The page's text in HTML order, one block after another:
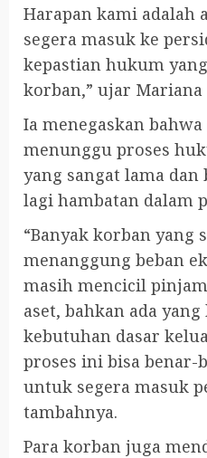
Harapan kami adalah
segera masuk ke
kepastian hukum
korban,” ujar Mariana
Ia menegaskan
menunggu proses
yang sangat lama
lagi hambatan dalam
“Banyak korban yang
menanggung beban
masih mencicil
aset, bahkan ada
kebutuhan dasar
proses ini bisa benar-
untuk segera masuk
tambahnya.
Para korban juga